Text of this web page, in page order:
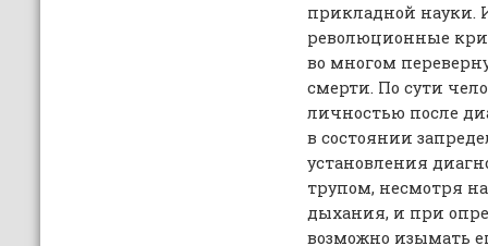
прикладной науки.
революционные
во многом
смерти. По сути
личностью после
в состоянии
установления
трупом, несмотря
дыхания, и при
возможно изымать